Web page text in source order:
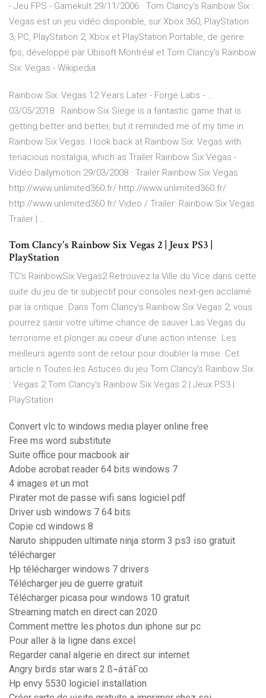
- Jeu FPS - Gamekult 29/11/2006 · Tom Clancy's Rainbow Six :
Vegas est un jeu vidéo disponible, sur Xbox 360, PlayStation
3, PC, PlayStation 2, Xbox et PlayStation Portable, de genre
fps, développé par Ubisoft Montréal et Tom Clancy's Rainbow
Six: Vegas - Wikipedia
Rainbow Six: Vegas 12 Years Later - Forge Labs - …
03/05/2018 · Rainbow Six Siege is a fantastic game that is
getting better and better, but it reminded me of my time in
Rainbow Six Vegas. I look back at Rainbow Six: Vegas with
tenacious nostalgia, which as Trailer Rainbow Six Vegas -
Vidéo Dailymotion 29/03/2008 · Trailer Rainbow Six Vegas
http://www.unlimited360.fr/ http://www.unlimited360.fr/
http://www.unlimited360.fr/ Video / Trailer: Rainbow Six Vegas
Trailer | …
Tom Clancy's Rainbow Six Vegas 2 | Jeux PS3 |
PlayStation
TC's RainbowSix Vegas2 Retrouvez la Ville du Vice dans cette
suite du jeu de tir subjectif pour consoles next-gen acclamé
par la critique. Dans Tom Clancy's Rainbow Six Vegas 2, vous
pourrez saisir votre ultime chance de sauver Las Vegas du
terrorisme et plonger au coeur d'une action intense. Les
meilleurs agents sont de retour pour doubler la mise. Cet
article n Toutes les Astuces du jeu Tom Clancy's Rainbow Six
: Vegas 2 Tom Clancy's Rainbow Six Vegas 2 | Jeux PS3 |
PlayStation
Convert vlc to windows media player online free
Free ms word substitute
Suite office pour macbook air
Adobe acrobat reader 64 bits windows 7
4 images et un mot
Pirater mot de passe wifi sans logiciel pdf
Driver usb windows 7 64 bits
Copie cd windows 8
Naruto shippuden ultimate ninja storm 3 ps3 iso gratuit
télécharger
Hp télécharger windows 7 drivers
Télécharger jeu de guerre gratuit
Télécharger picasa pour windows 10 gratuit
Streaming match en direct can 2020
Comment mettre les photos dun iphone sur pc
Pour aller à la ligne dans excel
Regarder canal algerie en direct sur internet
Angry birds star wars 2 ß¬áτáΓ∞
Hp envy 5530 logiciel installation